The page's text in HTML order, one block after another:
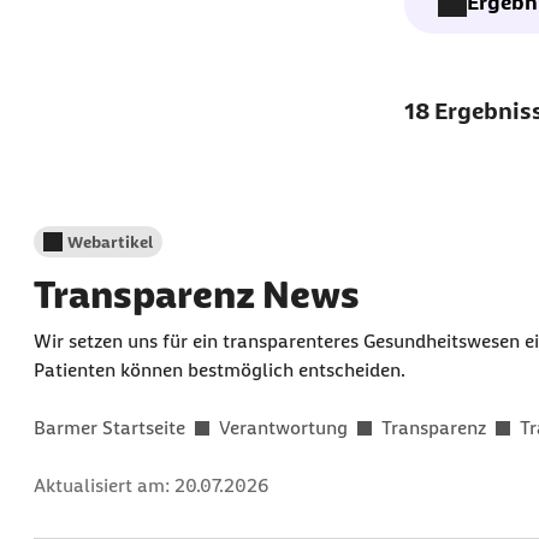
18
Webartikel
Transparenz News
Wir setzen uns für ein transparenteres Gesundheitswesen
Patienten können bestmöglich entscheiden.
Gefunden in:
Barmer Startseite Verantwortung Transparenz
Aktualisiert am: 20.07.2026